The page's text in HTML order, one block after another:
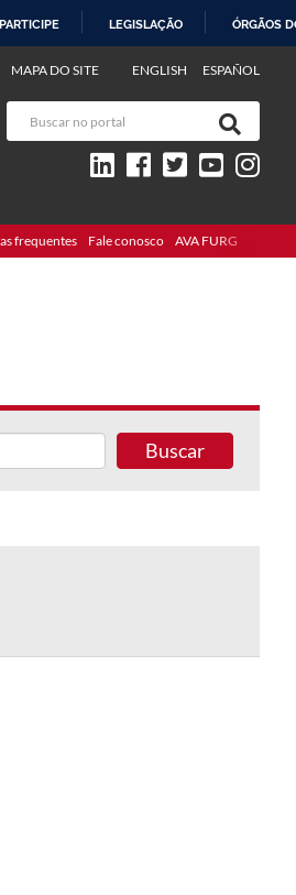
PARTICIPE LEGISLAÇÃO ÓRGÃOS
ENGLISH ESPAÑOL
MAPA DO SITE
frequentes Fale conosco AVA FURG
Buscar